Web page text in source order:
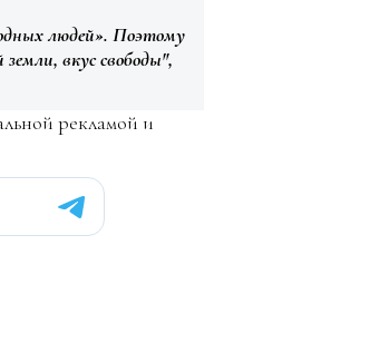
людей». Поэтому
вкус свободы",
рекламой и